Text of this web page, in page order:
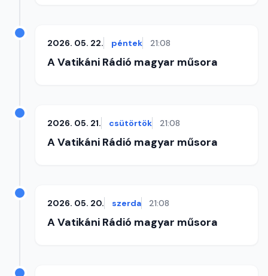
2026. 05. 22. péntek 21:08
A Vatikáni Rádió magyar műsora
2026. 05. 21. csütörtök 21:08
A Vatikáni Rádió magyar műsora
2026. 05. 20. szerda 21:08
A Vatikáni Rádió magyar műsora